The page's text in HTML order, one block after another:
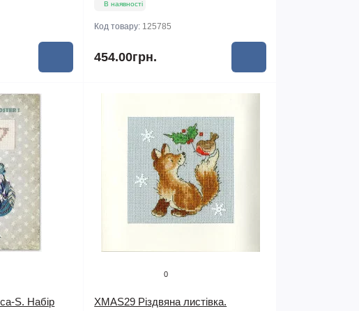
В наявності
Код товару: 125785
454.00грн.
S. Набір
0
XMAS29 Різдвяна листівка.